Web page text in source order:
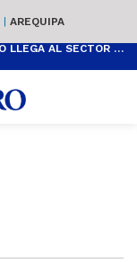
| AREQUIPA
PERÚ PRODUCE MÁS CONOCIMIENTO PERO NO LLEGA AL SECTOR PRODUCTIVO